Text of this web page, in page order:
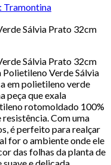
Tramontina
Sálvia Prato 32cm
Sálvia Prato 32cm
Verde Sálvia
em polietileno verde
peça que exala
rotomoldado 100%
Com uma
é perfeito para realçar
for o ambiente onde ele
das folhas da planta de